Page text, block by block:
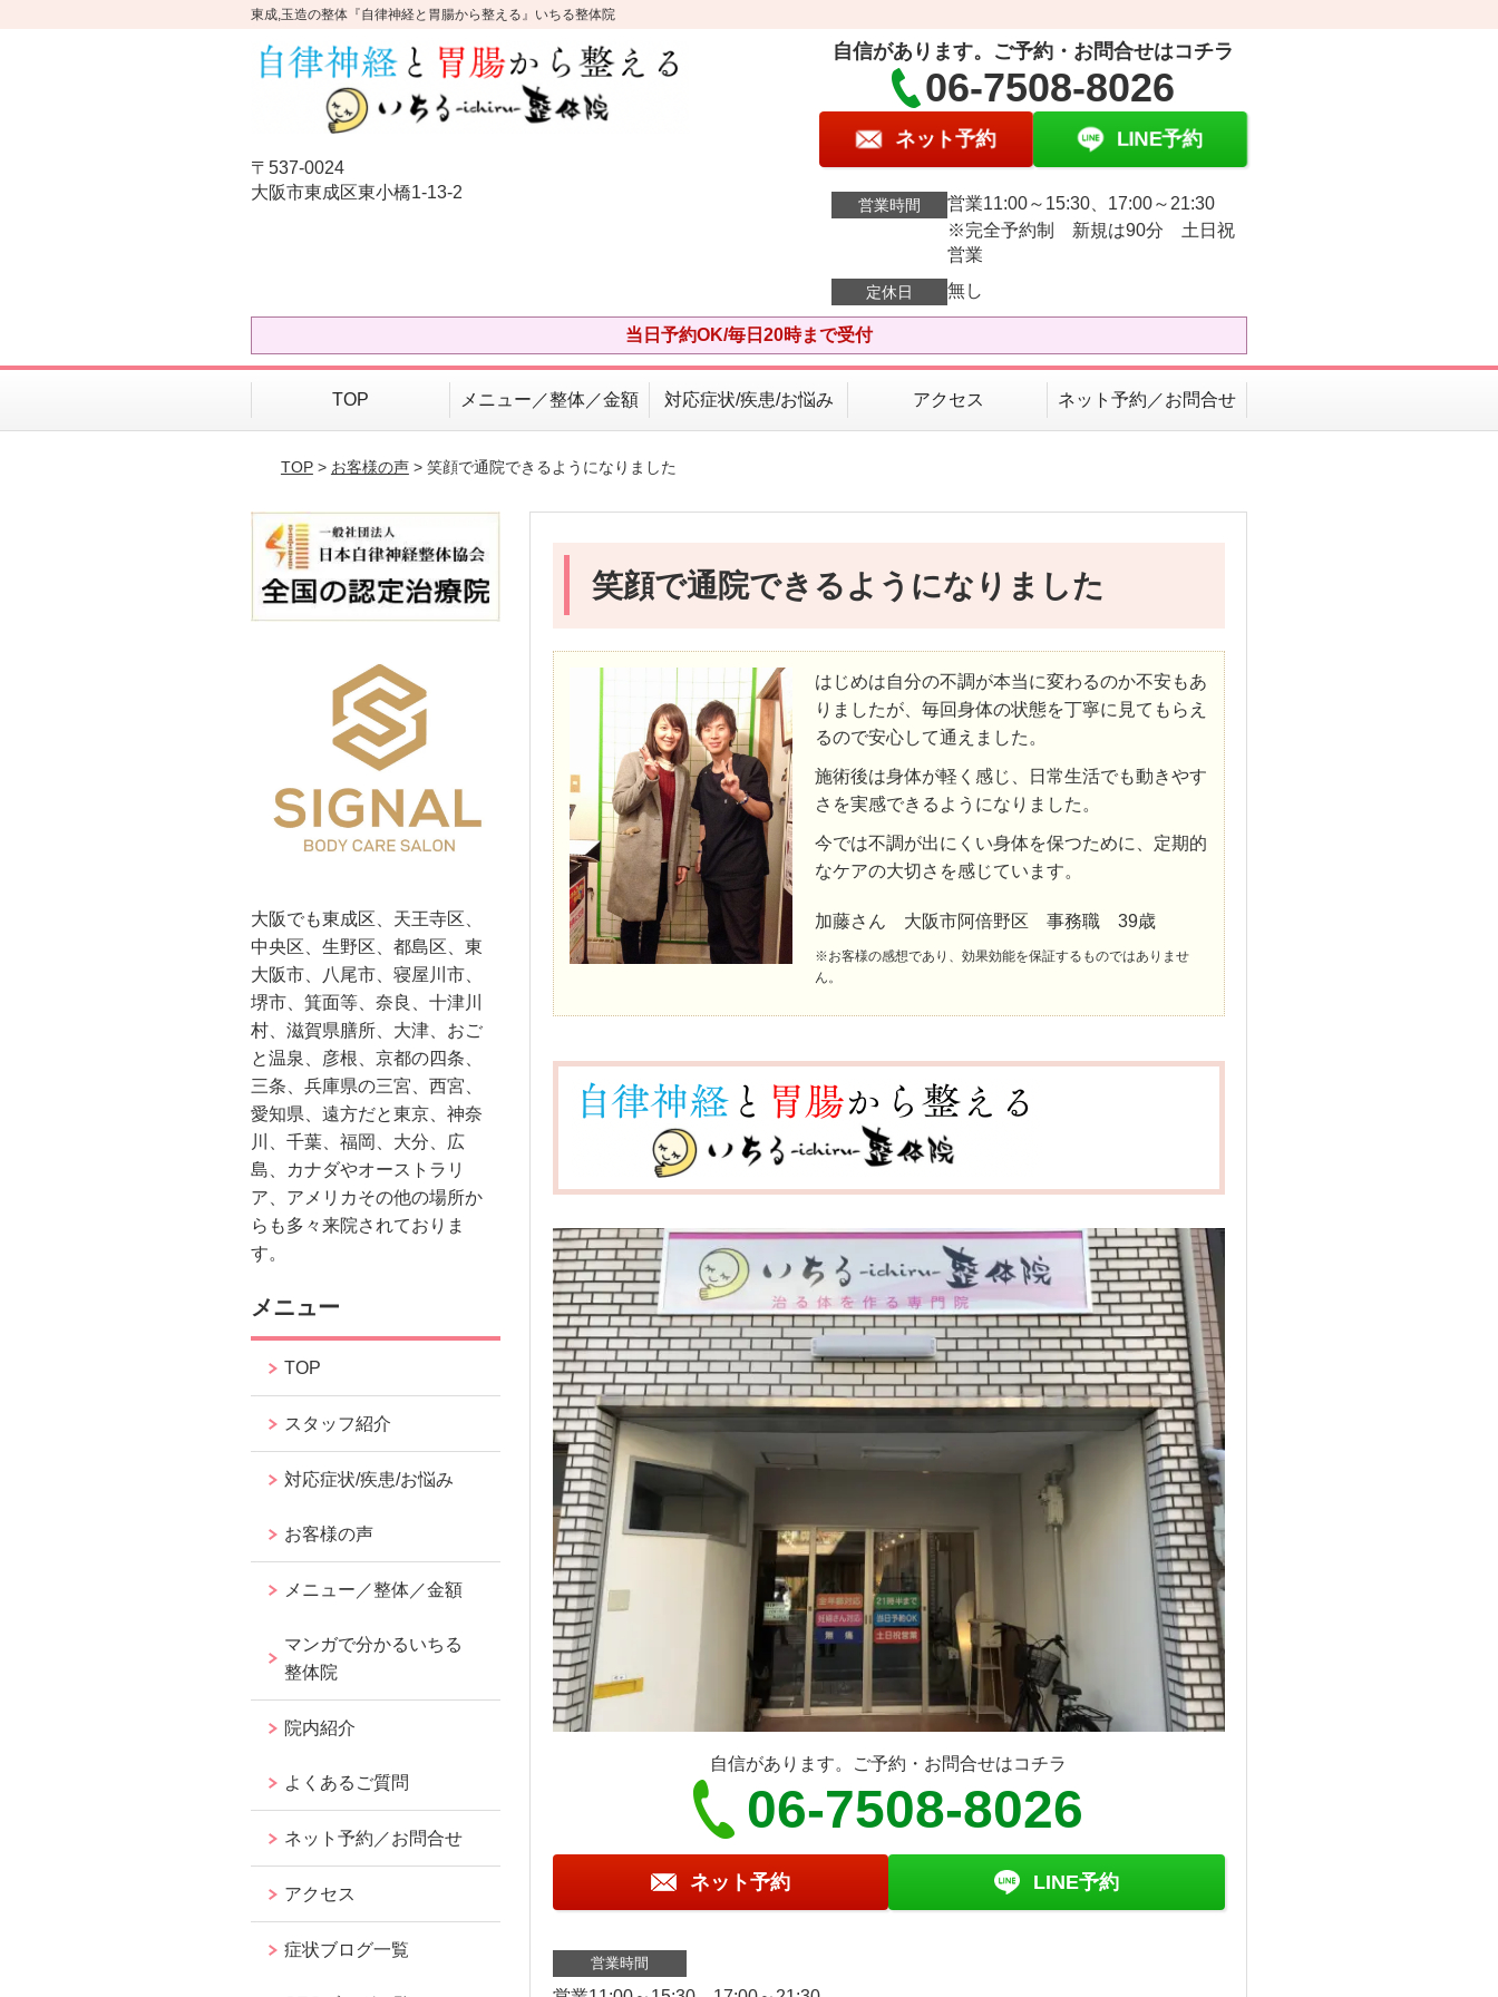
東成,玉造の整体『自律神経と胃腸から整える』いちる整体院
〒537-0024
大阪市東成区東小橋1-13-2
自信があります。ご予約・お問合せはコチラ
06-7508-8026
ネット予約 LINE予約
営業時間
営業11:00～15:30、17:00～21:30
※完全予約制 新規は90分 土日祝
営業
定休日 無し
当日予約OK/毎日20時まで受付
TOP メニュー／整体／金額 対応症状/疾患/お悩み アクセス ネット予約／お問合せ
TOP> お客様の声> 笑顔で通院できるようになりました
笑顔で通院できるようになりました
はじめは自分の不調が本当に変わるのか不安もあ
りましたが、毎回身体の状態を丁寧に見てもらえ
るので安心して通えました。
施術後は身体が軽く感じ、日常生活でも動きやす
さを実感できるようになりました。
今では不調が出にくい身体を保つために、定期的
なケアの大切さを感じています。
加藤さん 大阪市阿倍野区 事務職 39歳
※お客様の感想であり、効果効能を保証するものではありませ
ん。
自信があります。ご予約・お問合せはコチラ
06-7508-8026
ネット予約 LINE予約
営業時間
大阪でも東成区、天王寺区、
中央区、生野区、都島区、東
大阪市、八尾市、寝屋川市、
堺市、箕面等、奈良、十津川
村、滋賀県膳所、大津、おご
と温泉、彦根、京都の四条、
三条、兵庫県の三宮、西宮、
愛知県、遠方だと東京、神奈
川、千葉、福岡、大分、広
島、カナダやオーストラリ
ア、アメリカその他の場所か
らも多々来院されておりま
す。
メニュー
TOP
スタッフ紹介
対応症状/疾患/お悩み
お客様の声
メニュー／整体／金額
マンガで分かるいちる
整体院
院内紹介
よくあるご質問
ネット予約／お問合せ
アクセス
症状ブログ一覧